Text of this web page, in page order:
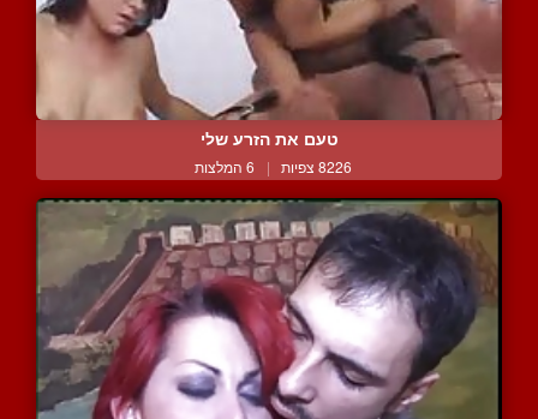
טעם את הזרע שלי
8226 צפיות | 6 המלצות